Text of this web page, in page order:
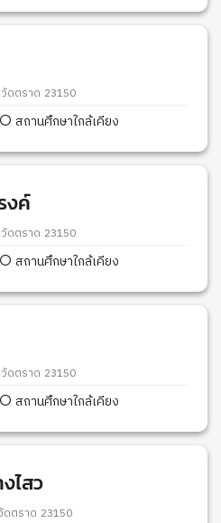
ดตราด 23150
สถานศึกษาใกล้เคียง
งค์
ดตราด 23150
สถานศึกษาใกล้เคียง
ดตราด 23150
สถานศึกษาใกล้เคียง
ไสว
ดตราด 23150